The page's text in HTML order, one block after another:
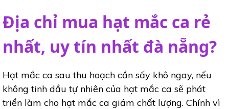
Địa chỉ mua hạt mắc ca rẻ
nhất, uy tín nhất đà nẵng?
Hạt mắc ca sau thu hoạch cần sấy khô ngay, nếu
không tinh dầu tự nhiên của hạt mắc ca sẽ phát
triển làm cho hạt mắc ca giảm chất lượng. Chính vì